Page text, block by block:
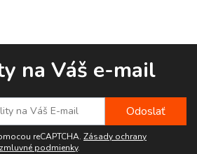
na Váš e-mail
reCAPTCHA. Zásady ochrany
zmluvné podmienky.